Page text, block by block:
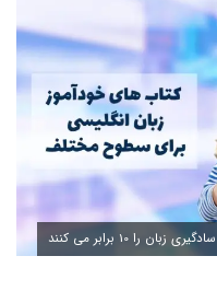
10 برابر می کنند